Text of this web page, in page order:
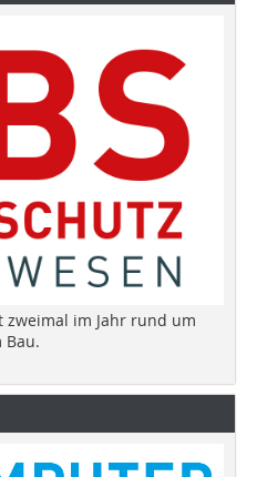
zweimal im Jahr rund um
Bau.